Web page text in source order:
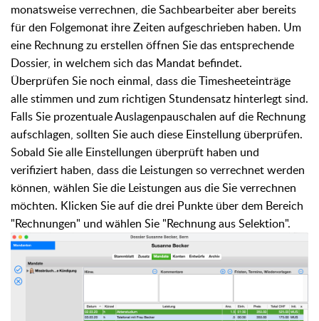
monatsweise verrechnen, die Sachbearbeiter aber bereits
für den Folgemonat ihre Zeiten aufgeschrieben haben. Um
eine Rechnung zu erstellen öffnen Sie das entsprechende
Dossier, in welchem sich das Mandat befindet.
Überprüfen Sie noch einmal, dass die Timesheeteinträge
alle stimmen und zum richtigen Stundensatz hinterlegt sind.
Falls Sie prozentuale Auslagenpauschalen auf die Rechnung
aufschlagen, sollten Sie auch diese Einstellung überprüfen.
Sobald Sie alle Einstellungen überprüft haben und
verifiziert haben, dass die Leistungen so verrechnet werden
können, wählen Sie die Leistungen aus die Sie verrechnen
möchten. Klicken Sie auf die drei Punkte über dem Bereich
"Rechnungen" und wählen Sie "Rechnung aus Selektion".